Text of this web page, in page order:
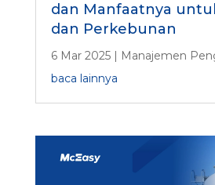
dan Manfaatnya
dan Perkebunan
6 Mar 2025| Manajemen
baca lainnya